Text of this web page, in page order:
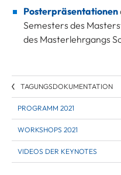
Posterpräsentationen
Semesters des
des Masterlehrgangs
TAGUNGSDOKUMENTATION
PROGRAMM 2021
WORKSHOPS 2021
VIDEOS DER KEYNOTES